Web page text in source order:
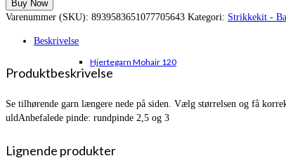
Hjertegarn Mohair 120
pris
var:
er:
Buy Now
Varenummer (SKU): 8939583651077705643 Kategori: Strikkekit -
Beskrivelse
Produktbeskrivelse
Se tilhørende garn længere nede på siden. Vælg størrelsen og få
uldAnbefalede pinde: rundpinde 2,5 og 3
Lignende produkter